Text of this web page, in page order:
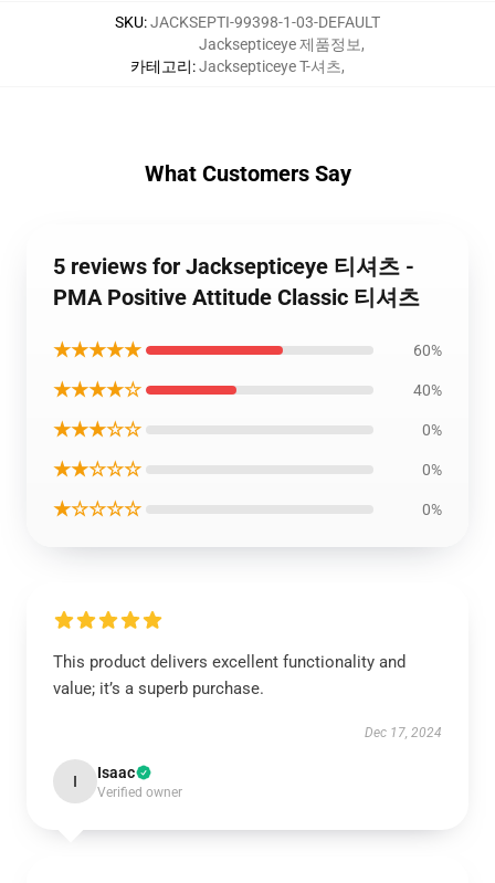
SKU:JACKSEPTI-99398-1-03-DEFAULT
카테고리:
Jacksepticeye 제품정보,
Jacksepticeye T-셔츠,
What Customers Say
5 reviews for Jacksepticeye 티셔츠 -
PMA Positive Attitude Classic 티셔츠
★★★★★ 60%
★★★★☆ 40%
★★★☆☆ 0%
★★☆☆☆ 0%
★☆☆☆☆ 0%
This product delivers excellent functionality and
value; it’s a superb purchase.
Dec 17, 2024
I Isaac
Verified owner